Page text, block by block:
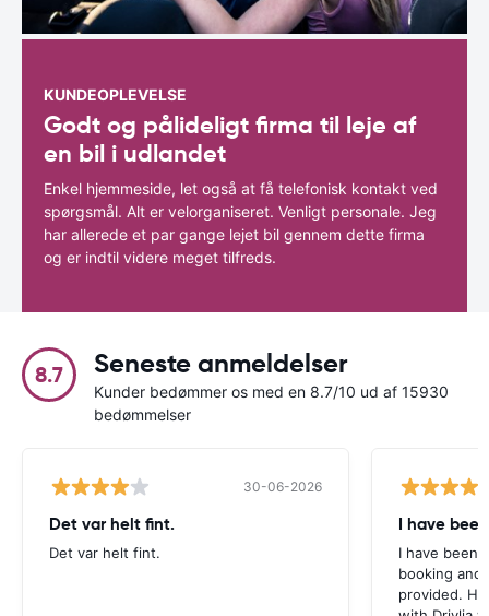
KUNDEOPLEVELSE
Godt og pålideligt firma til leje af
en bil i udlandet
Enkel hjemmeside, let også at få telefonisk kontakt ved
spørgsmål. Alt er velorganiseret. Venligt personale. Jeg
har allerede et par gange lejet bil gennem dette firma
og er indtil videre meget tilfreds.
8.7 Seneste anmeldelser
Kunder bedømmer os med en 8.7/10 ud af 15930
bedømmelser
30-06-2026
Det var helt fint.
Det var helt fint.
I have
I have been
booking and
provided.